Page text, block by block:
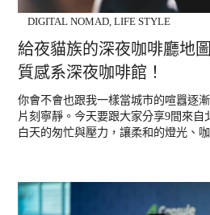
DIGITAL NOMAD ,LIFE STYLE
給夜貓族的深夜咖啡廳地
質感系深夜咖啡館！
你會不會也跟我一樣當城市的喧囂逐
片刻寧靜。今天要跟大家分享9間來自
白天的匆忙與壓力，讓柔和的燈光、